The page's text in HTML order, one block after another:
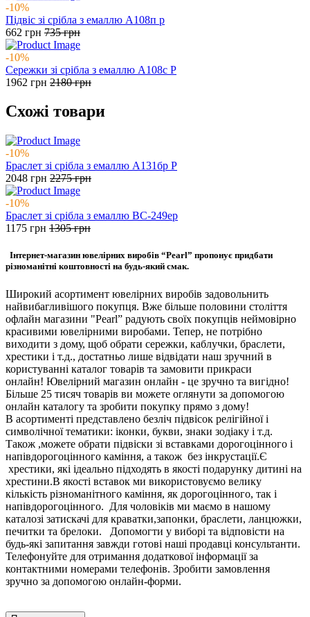
-10%
Підвіс зі срібла з емаллю А108п р
662 грн 735грн
-10%
Сережки зі срібла з емаллю А108с Р
1962 грн 2180грн
Схожі товари
-10%
Браслет зі срібла з емаллю А131бр Р
2048 грн 2275грн
-10%
Браслет зі срібла з емаллю ВС-249ер
1175 грн 1305грн
Інтернет-магазин ювелірних виробів “Pearl” пропонує придбати
різноманітні коштовності на будь-який смак.
Широкий асортимент ювелірних виробів задовольнить
найвибагливішого покупця. Вже більше половини століття
офлайн магазини "Pearl” радують своїх покупців неймовірно
красивими ювелірними виробами. Тепер, не потрібно
виходити з дому, щоб обрати сережки, каблучки, браслети,
хрестики і т.д., достатньо лише відвідати наш зручний в
користуванні каталог товарів та замовити прикраси
онлайн! Ювелірний магазин онлайн - це зручно та вигідно!
Більше 25 тисяч товарів ви можете оглянути за допомогою
онлайн каталогу та зробити покупку прямо з дому!
В асортименті представлено безліч підвісок релігійної і
символічної тематики: іконки, букви, знаки зодіаку і т.д.
Також ,можете обрати підвіски зі вставками дорогоцінного і
напівдорогоцінного каміння, а також без інкрустації.Є
хрестики, які ідеально підходять в якості подарунку дитині на
хрестини.В якості вставок ми використовуємо велику
кількість різноманітного каміння, як дорогоцінного, так і
напівдорогоцінного. Для чоловіків ми маємо в нашому
каталозі затискачі для краватки,запонки, браслети, ланцюжки,
печитки та брелоки. Допомогти у виборі та відповісти на
будь-які запитання завжди готові наші продавці консультанти.
Телефонуйте для отримання додаткової інформації за
контактними номерами телефонів. Зробити замовлення
зручно за допомогою онлайн-форми.